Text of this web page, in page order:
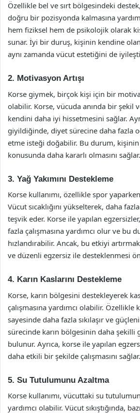
Özellikle bel ve sırt bölgesindeki
doğru bir pozisyonda kalmasına
hem fiziksel hem de psikolojik olarak
sunar. İyi bir duruş, kişinin kendine
aynı zamanda vücut estetiğini de
2. Motivasyon Artışı
Korse giymek, birçok kişi için bir
olabilir. Korse, vücuda anında bir şekil
kendini daha iyi hissetmesini sağlar.
giyildiğinde, diyet sürecine daha fazla
etme isteği doğabilir. Bu durum,
konusunda daha kararlı olmasını sağlar.
3. Yağ Yakımını Destekleme
Korse kullanımı, özellikle spor
Vücut sıcaklığını yükselterek, daha
teşvik eder. Korse ile yapılan
fazla çalışmasına yardımcı olur ve bu
hızlandırabilir. Ancak, bu etkiyi
ve düzenli egzersiz ile desteklenmesi
4. Karın Kaslarını Destekleme
Korse, karın bölgesini destekleyerek
çalışmasına yardımcı olabilir. Özellikle
sayesinde daha fazla sıkılaşır ve
sürecinde karın bölgesinin daha şekilli
bulunur. Ayrıca, korse ile yapılan
daha etkili bir şekilde çalışmasını sağlar.
5. Su Tutulumunu Azaltma
Korse kullanımı, vücuttaki su
yardımcı olabilir. Vücut sıkıştığında,